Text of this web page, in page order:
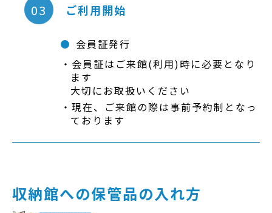
03 ご利用開始
会員証発行
会員証はご来館(利用)時に必要となり
ます
大切にお取扱いください
現在、ご来館の際は事前予約制となっ
ております
収納館への保管品の入れ方